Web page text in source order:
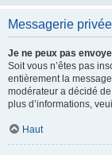
Messagerie privée
Je ne peux pas
Soit vous n’êtes pas
entièrement la
modérateur a décidé
plus d’informations,
Haut